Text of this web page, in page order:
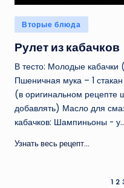
Опубликовано
в
Вторые блюда
Рулет из кабачков
В тесто: Молодые
Пшеничная мука – 1
(в оригинальном рецепте
добавлять) Масло для
кабачков: Шампиньоны -
Узнать весь рецепт...
1 2